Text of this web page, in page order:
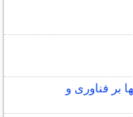
بر فناوری و